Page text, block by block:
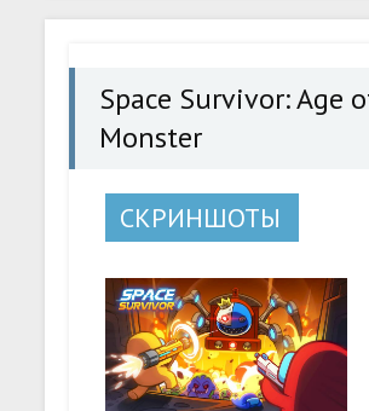
Survivor: Age of Monster
Space Survivor: Age
Monster
СКРИНШОТЫ